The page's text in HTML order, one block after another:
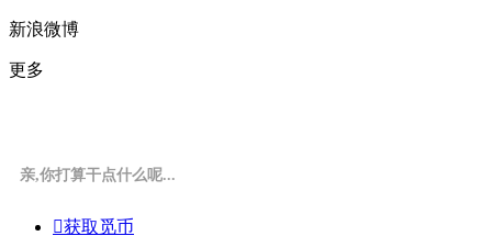
新浪微博
更多
亲,你打算干点什么呢...
获取觅币